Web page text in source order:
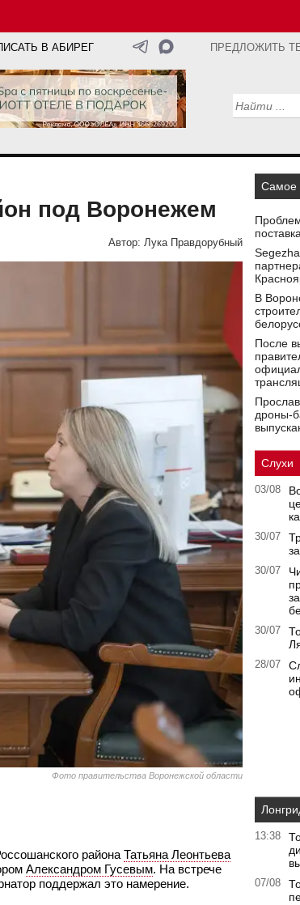
В АБИРЕГ ПРЕДЛОЖИТЬ
под Воронежем
Автор: Лука Правдорубный
Фото правительства Воронежской области
района Татьяна Леонтьева
Александром Гусевым. На встрече
поддержал это намерение.
Самое
В
После
дроны-
Слухи
03/08
30/07
30/07
30/07
28/07
13:38
07/08